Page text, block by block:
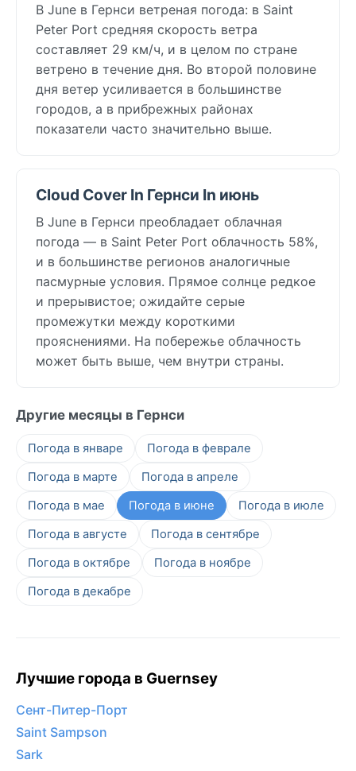
В June в Гернси ветреная погода: в Saint
Peter Port средняя скорость ветра
составляет 29 км/ч, и в целом по стране
ветрено в течение дня. Во второй половине
дня ветер усиливается в большинстве
городов, а в прибрежных районах
показатели часто значительно выше.
Cloud Cover In Гернси In июнь
В June в Гернси преобладает облачная
погода — в Saint Peter Port облачность 58%,
и в большинстве регионов аналогичные
пасмурные условия. Прямое солнце редкое
и прерывистое; ожидайте серые
промежутки между короткими
прояснениями. На побережье облачность
может быть выше, чем внутри страны.
Другие месяцы в Гернси
Погода в январе
Погода в феврале
Погода в марте
Погода в апреле
Погода в мае
Погода в июне
Погода в июле
Погода в августе
Погода в сентябре
Погода в октябре
Погода в ноябре
Погода в декабре
Лучшие города в Guernsey
Сент-Питер-Порт
Saint Sampson
Sark